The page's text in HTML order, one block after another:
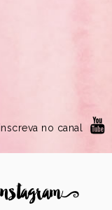
no canal
9